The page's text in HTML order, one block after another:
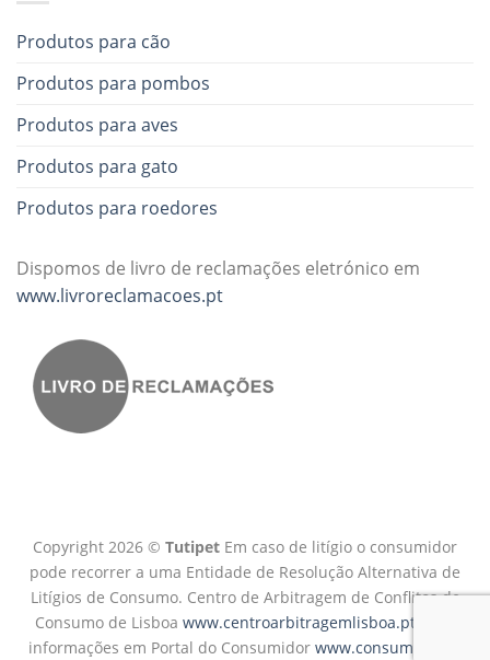
Produtos para cão
Produtos para pombos
Produtos para aves
Produtos para gato
Produtos para roedores
Dispomos de livro de reclamações eletrónico em
www.livroreclamacoes.pt
Copyright 2026 © Tutipet Em caso de litígio o consumidor
pode recorrer a uma Entidade de Resolução Alternativa de
Litígios de Consumo. Centro de Arbitragem de Conflitos de
Consumo de Lisboa www.centroarbitragemlisboa.pt
informações em Portal do Consumidor www.consumidor.pt